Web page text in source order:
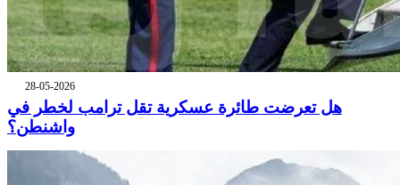
28-05-2026
هل تعرضت طائرة عسكرية تقل ترامب لخطر في
واشنطن؟